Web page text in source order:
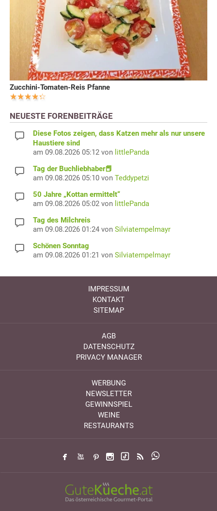
Zucchini-Tomaten-Reis Pfanne
NEUESTE FORENBEITRÄGE
Diese Fotos zeigen, dass Katzen mehr als nur unsere
Haustiere sind
am 09.08.2026 05:12 von littlePanda
Tag der Buchliebhaber📕
am 09.08.2026 05:10 von Teddypetzi
50 Jahre „Kottan ermittelt“
am 09.08.2026 05:02 von littlePanda
Tag des Milchreis
am 09.08.2026 01:24 von Silviatempelmayr
Schönen Sonntag
am 09.08.2026 01:21 von Silviatempelmayr
IMPRESSUM
KONTAKT
SITEMAP
AGB
DATENSCHUTZ
PRIVACY MANAGER
WERBUNG
NEWSLETTER
GEWINNSPIEL
WEINE
RESTAURANTS